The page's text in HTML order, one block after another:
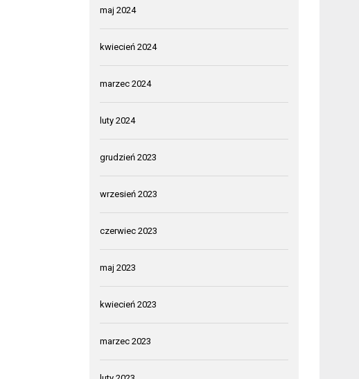
maj 2024
kwiecień 2024
marzec 2024
luty 2024
grudzień 2023
wrzesień 2023
czerwiec 2023
maj 2023
kwiecień 2023
marzec 2023